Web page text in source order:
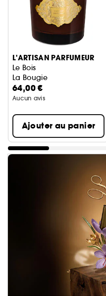
Ignorer le carrousel
L'ARTISAN PARFUMEUR
Le Bois
La Bougie
64,00 €
Aucun avis
Ajouter au panier